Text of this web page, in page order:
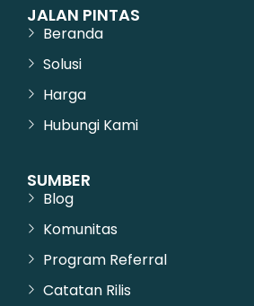
JALAN PINTAS
Beranda
Solusi
Harga
Hubungi Kami
SUMBER
Blog
Komunitas
Program Referral
Catatan Rilis